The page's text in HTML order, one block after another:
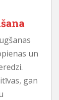
un
gan